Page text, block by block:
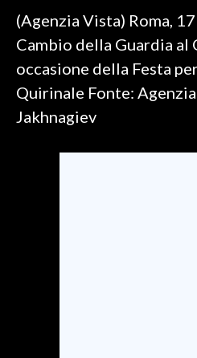
CALCIO REGIONALE
BASKET
VOLLEY
MOTORI
TENNIS
(Agenzia Vista) Roma,
Cambio della Guardia al
occasione della Festa
Quirinale Fonte:
Jakhnagiev